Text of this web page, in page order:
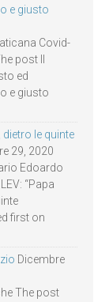
e giusto
Covid-
post Il
ed
e giusto
dietro le quinte
29, 2020
Edoardo
“Papa
first on
Dicembre
The post